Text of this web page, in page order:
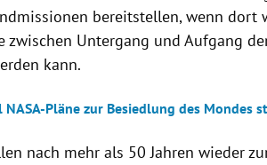
bereitstellen, wenn dort
zwischen Untergang und Aufgang
kann.
Pläne zur Besiedlung des Mondes
nach mehr als 50 Jahren wieder